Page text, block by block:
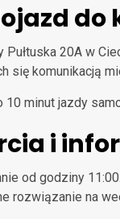
do
20A w
się komunikacją
10 minut jazdy
i
od godziny
rozwiązanie na